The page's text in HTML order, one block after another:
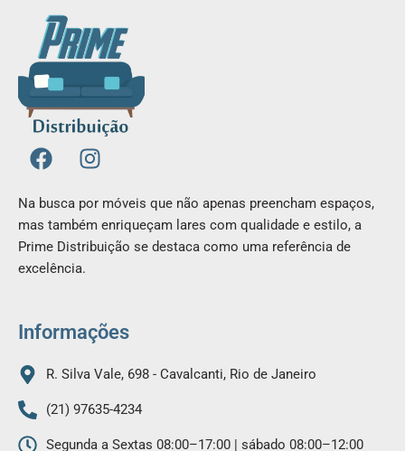
F
a
c
e
b
o
o
I
n
t
a
g
m
Na busca por móveis que não apenas preencham espaços,
mas também enriqueçam lares com qualidade e estilo, a
Prime Distribuição se destaca como uma referência de
excelência.
Informações
R. Silva Vale, 698 - Cavalcanti, Rio de Janeiro
(21) 97635-4234
Segunda a Sextas 08:00–17:00 | sábado 08:00–12:00